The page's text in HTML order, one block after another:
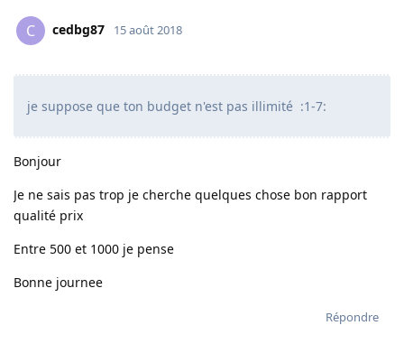
C cedbg87 15 août 2018
je suppose que ton budget n'est pas illimité :1-7:
Bonjour
Je ne sais pas trop je cherche quelques chose bon rapport
qualité prix
Entre 500 et 1000 je pense
Bonne journee
Répondre